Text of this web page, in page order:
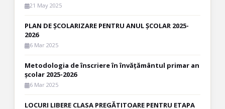
21 May 2025
PLAN DE ȘCOLARIZARE PENTRU ANUL ȘCOLAR 2025-
2026
6 Mar 2025
Metodologia de înscriere în învățământul primar an
școlar 2025-2026
6 Mar 2025
LOCURI LIBERE CLASA PREGĂTITOARE PENTRU ETAPA